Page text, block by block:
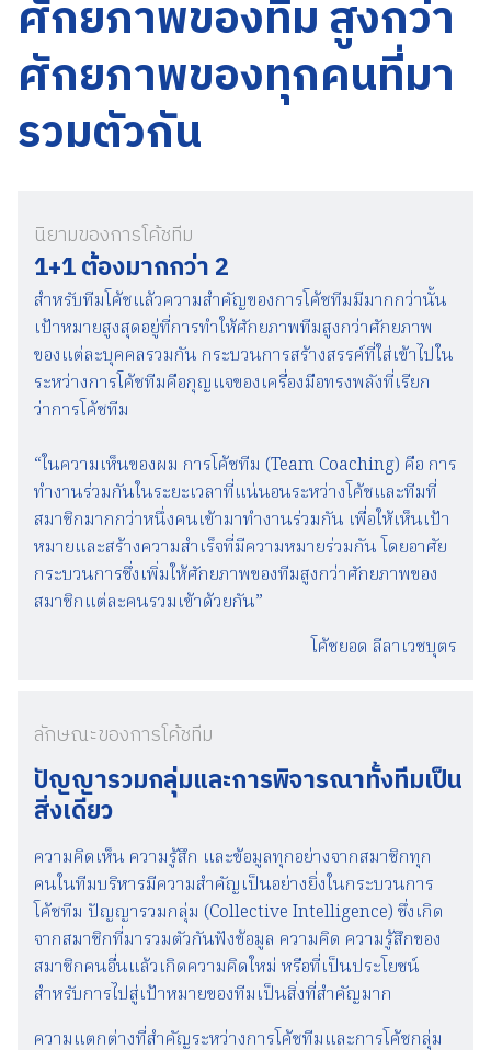
ศักยภาพของทีม สูงกว่า
ศักยภาพของทุกคนที่มา
รวมตัวกัน
นิยามของการโค้ชทีม
1+1 ต้องมากกว่า 2
สำหรับทีมโค้ชแล้วความสำคัญของการโค้ชทีมมีมากกว่านั้น
เป้าหมายสูงสุดอยู่ที่การทำให้ศักยภาพทีมสูงกว่าศักยภาพ
ของแต่ละบุคคลรวมกัน กระบวนการสร้างสรรค์ที่ใส่เข้าไปใน
ระหว่างการโค้ชทีมคือกุญแจของเครื่องมือทรงพลังที่เรียก
ว่าการโค้ชทีม
“ในความเห็นของผม การโค้ชทีม (Team Coaching) คือ การ
ทำงานร่วมกันในระยะเวลาที่แน่นอนระหว่างโค้ชและทีมที่
สมาชิกมากกว่าหนึ่งคนเข้ามาทำงานร่วมกัน เพื่อให้เห็นเป้า
หมายและสร้างความสำเร็จที่มีความหมายร่วมกัน โดยอาศัย
กระบวนการซึ่งเพิ่มให้ศักยภาพของทีมสูงกว่าศักยภาพของ
สมาชิกแต่ละคนรวมเข้าด้วยกัน”
โค้ชยอด ลีลาเวชบุตร
ลักษณะของการโค้ชทีม
ปัญญารวมกลุ่มและการพิจารณาทั้งทีมเป็น
สิ่งเดียว
ความคิดเห็น ความรู้สึก และข้อมูลทุกอย่างจากสมาชิกทุก
คนในทีมบริหารมีความสำคัญเป็นอย่างยิ่งในกระบวนการ
โค้ชทีม ปัญญารวมกลุ่ม (Collective Intelligence) ซึ่งเกิด
จากสมาชิกที่มารวมตัวกันฟังข้อมูล ความคิด ความรู้สึกของ
สมาชิกคนอื่นแล้วเกิดความคิดใหม่ หรือที่เป็นประโยชน์
สำหรับการไปสู่เป้าหมายของทีมเป็นสิ่งที่สำคัญมาก
ความแตกต่างที่สำคัญระหว่างการโค้ชทีมและการโค้ชกลุ่ม